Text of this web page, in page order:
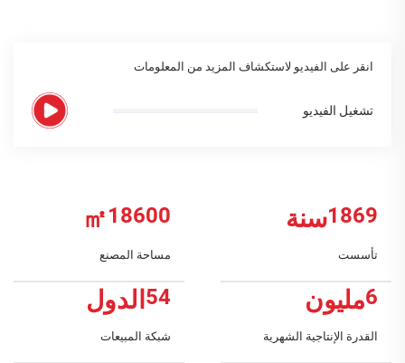
انقر على الفيديو لاستكشاف المزيد من المعلومات
تشغيل الفيديو
2010سنة
تأسست
20000
㎡
مساحة المصنع
6مليون
القدرة الإنتاجية الشهرية
58 الدول
شبكة المبيعات